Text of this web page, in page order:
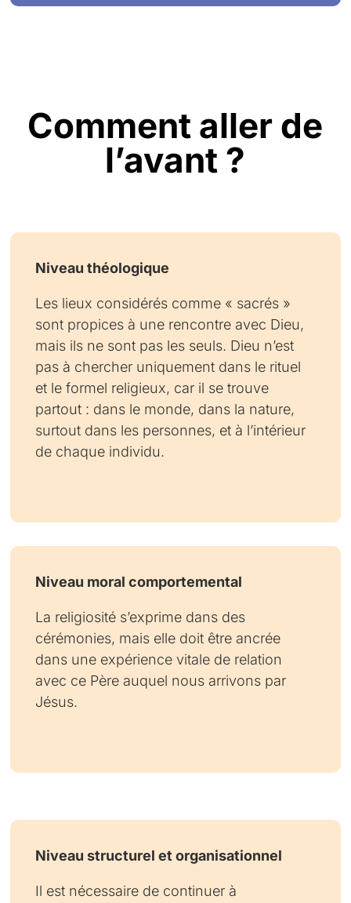
Comment aller de
l’avant ?
Niveau théologique
Les lieux considérés comme « sacrés »
sont propices à une rencontre avec Dieu,
mais ils ne sont pas les seuls. Dieu n’est
pas à chercher uniquement dans le rituel
et le formel religieux, car il se trouve
partout : dans le monde, dans la nature,
surtout dans les personnes, et à l’intérieur
de chaque individu.
Niveau moral comportemental
La religiosité s’exprime dans des
cérémonies, mais elle doit être ancrée
dans une expérience vitale de relation
avec ce Père auquel nous arrivons par
Jésus.
Niveau structurel et organisationnel
Il est nécessaire de continuer à